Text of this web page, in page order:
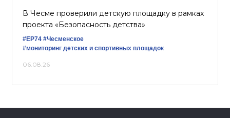
В Чесме проверили детскую площадку в рамках
проекта «Безопасность детства»
#ЕР74 #Чесменское
#мониторинг детских и спортивных площадок
06.08.26